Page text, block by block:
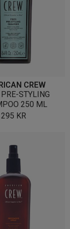
CREW
STYLING
250 ML
295 KR